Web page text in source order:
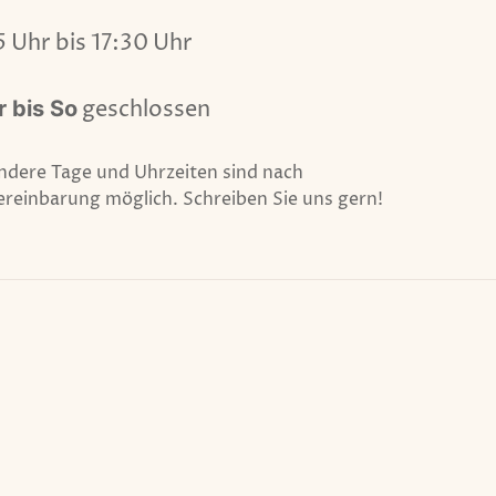
Uhr bis 17:30 Uhr
bis Sogeschlossen
Tage und Uhrzeiten sind nach
möglich. Schreiben Sie uns gern!